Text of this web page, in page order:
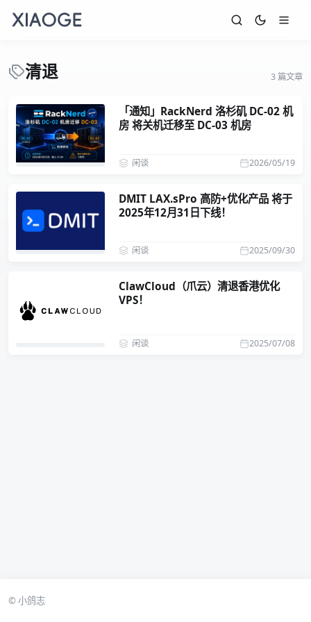
清退 3 篇文章
「通知」RackNerd 洛杉矶 DC-02 机
房 将关机迁移至 DC-03 机房
2026/05/19
闲谈
DMIT LAX.sPro 高防+优化产品 将于
2025年12月31日下线！
2025/09/30
闲谈
ClawCloud（爪云）清退香港优化
VPS！
2025/07/08
闲谈
© 小鸽志